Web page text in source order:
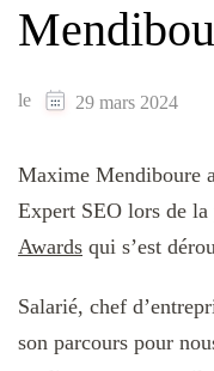
le 29 mars 2024
Maxime Mendiboure
Expert SEO lors de
Awards qui s’est
Salarié, chef
son parcours pour